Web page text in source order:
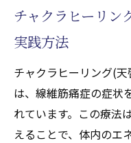
チャクラヒーリン
実践方法
チャクラヒーリング(
は、線維筋痛症の症状
れています。この療法
えることで、体内のエ